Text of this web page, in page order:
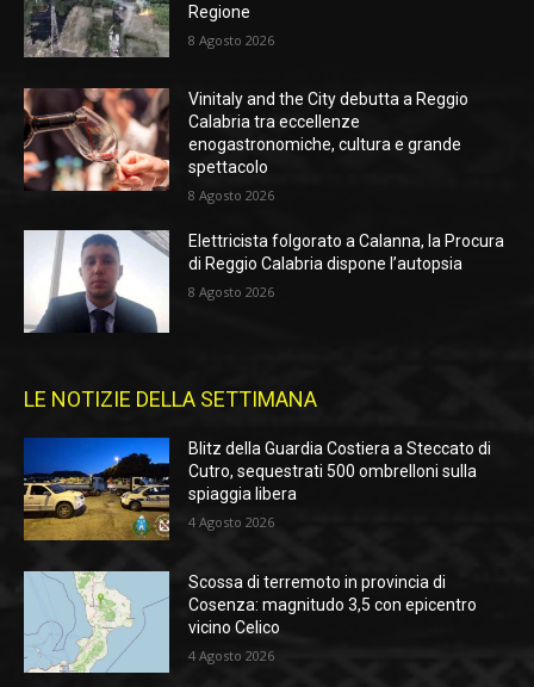
Regione
8 Agosto 2026
Vinitaly and the City debutta a Reggio
Calabria tra eccellenze
enogastronomiche, cultura e grande
spettacolo
8 Agosto 2026
Elettricista folgorato a Calanna, la Procura
di Reggio Calabria dispone l’autopsia
8 Agosto 2026
LE NOTIZIE DELLA SETTIMANA
Blitz della Guardia Costiera a Steccato di
Cutro, sequestrati 500 ombrelloni sulla
spiaggia libera
4 Agosto 2026
Scossa di terremoto in provincia di
Cosenza: magnitudo 3,5 con epicentro
vicino Celico
4 Agosto 2026